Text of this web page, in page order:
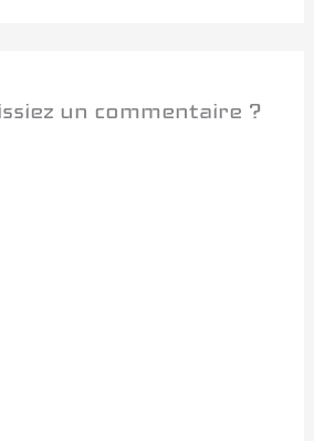
un commentaire ?